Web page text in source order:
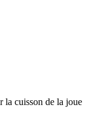
la cuisson de la joue